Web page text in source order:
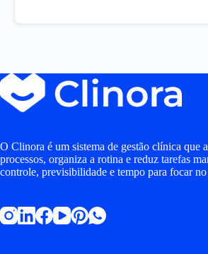
O Clinora é um sistema de gestão clínica que
processos, organiza a rotina e reduz tarefas
controle, previsibilidade e tempo para focar